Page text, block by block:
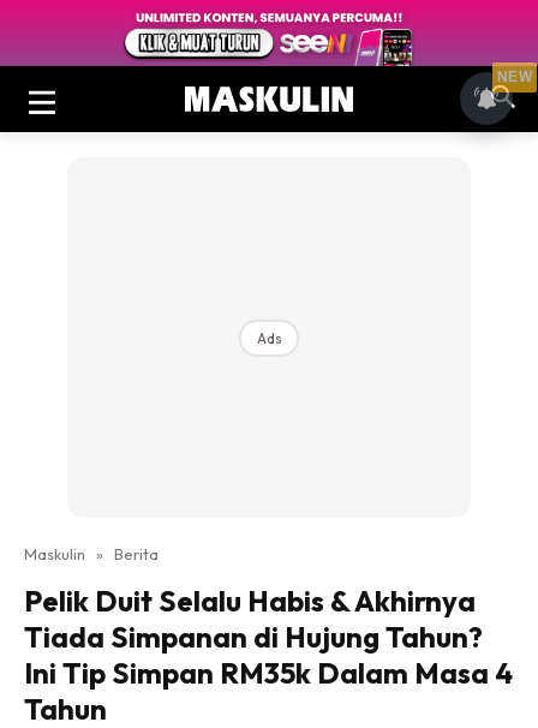
Ads
Maskulin » Berita
Pelik Duit Selalu Habis & Akhirnya
Tiada Simpanan di Hujung Tahun?
Ini Tip Simpan RM35k Dalam Masa 4
Tahun
NEW